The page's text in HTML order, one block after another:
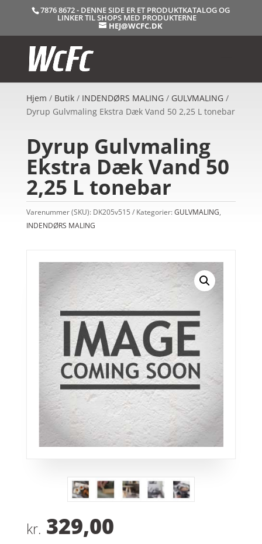
7876 8672 - DENNE SIDE ER ET PRODUKTKATALOG OG
LINKER TIL SHOPS MED PRODUKTERNE
HEJ@WCFC.DK
Hjem / Butik/ INDENDØRS MALING/ GULVMALING/
Dyrup Gulvmaling Ekstra Dæk Vand 50 2,25 L tonebar
Dyrup Gulvmaling
Ekstra Dæk Vand 50
2,25 L tonebar
Varenummer (SKU): DK205v515 Kategorier:GULVMALING,
INDENDØRS MALING
kr. 329,00